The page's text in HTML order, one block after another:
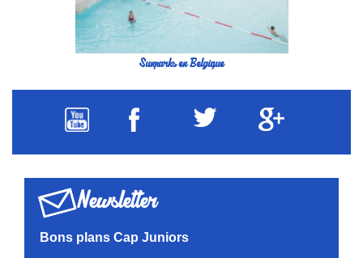
Sunparks en Belgique
Newsletter
Bons plans Cap Juniors